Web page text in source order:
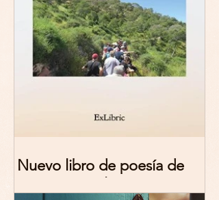
Nuevo libro de poesía de